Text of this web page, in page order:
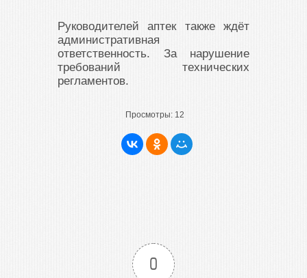
Руководителей аптек также ждёт
административная
ответственность. За нарушение
требований технических
регламентов.
Просмотры: 12
0